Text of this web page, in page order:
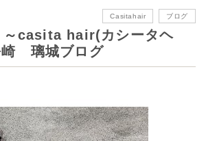
Casitahair ブログ
～casita hair(カシータヘ
璃城ブログ